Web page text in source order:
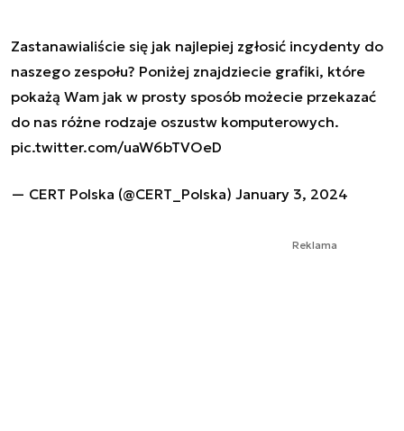
Zastanawialiście się jak najlepiej zgłosić incydenty do
naszego zespołu? Poniżej znajdziecie grafiki, które
pokażą Wam jak w prosty sposób możecie przekazać
do nas różne rodzaje oszustw komputerowych.
pic.twitter.com/uaW6bTVOeD
— CERT Polska (@CERT_Polska) January 3, 2024
Reklama